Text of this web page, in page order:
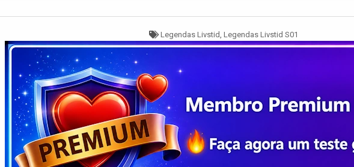
Tagged
Legendas Livstid Legendas Livstid S01